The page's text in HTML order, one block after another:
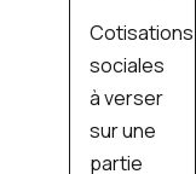
Cotisations
sociales
à verser
sur une
partie